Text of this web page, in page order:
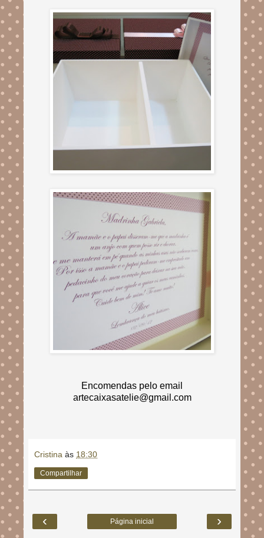
Encomendas pelo email
artecaixasatelie@gmail.com
Cristina às 18:30
Compartilhar
‹ ›
Página inicial